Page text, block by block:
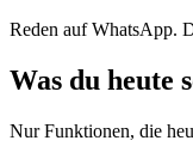
Reden auf WhatsApp.
Was du heute
Nur Funktionen, die